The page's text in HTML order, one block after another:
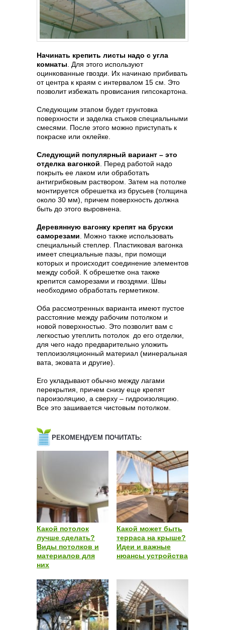
Начинать крепить листы надо с угла
комнаты. Для этого используют
оцинкованные гвозди. Их начинаю прибивать
от центра к краям с интервалом 15 см. Это
позволит избежать провисания гипсокартона.
Следующим этапом будет грунтовка
поверхности и заделка стыков специальными
смесями. После этого можно приступать к
покраске или оклейке.
Следующий популярный вариант – это
отделка вагонкой. Перед работой надо
покрыть ее лаком или обработать
антигрибковым раствором. Затем на потолке
монтируется обрешетка из брусьев (толщина
около 30 мм), причем поверхность должна
быть до этого выровнена.
Деревянную вагонку крепят на бруски
саморезами. Можно также использовать
специальный степлер. Пластиковая вагонка
имеет специальные пазы, при помощи
которых и происходит соединение элементов
между собой. К обрешетке она также
крепится саморезами и гвоздями. Швы
необходимо обработать герметиком.
Оба рассмотренных варианта имеют пустое
расстояние между рабочим потолком и
новой поверхностью. Это позволит вам с
легкостью утеплить потолок до его отделки,
для чего надо предварительно уложить
теплоизоляционный материал (минеральная
вата, эковата и другие).
Его укладывают обычно между лагами
перекрытия, причем снизу еще крепят
пароизоляцию, а сверху – гидроизоляцию.
Все это зашивается чистовым потолком.
РЕКОМЕНДУЕМ ПОЧИТАТЬ:
Какой потолок
лучше сделать?
Виды потолков и
материалов для
них
Какой может быть
терраса на крыше?
Идеи и важные
нюансы устройства